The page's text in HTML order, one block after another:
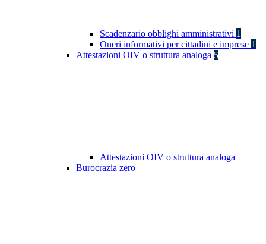
Scadenzario obblighi amministrativi 1
Oneri informativi per cittadini e imprese 1
Attestazioni OIV o struttura analoga 5
Attestazioni OIV o struttura analoga
Burocrazia zero